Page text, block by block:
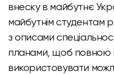
внеску в майбутнє
майбутнім студентам
з описами
планами, щоб повною
використовувати